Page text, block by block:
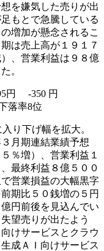
を嫌気した売りが出
もとで急騰している
増加が懸念されるこ
は売上高が１９１７
、営業利益は９８億
。
円 -350 円
率8位
り下げ幅を拡大。
月期連結業績予想
％増）、営業利益１
最終利益８億５００
営業損益の大幅黒字
期比５０銭増の５円
円前後を見込んでい
望売りが出たよう
けサービスとクラウ
成ＡＩ向けサービス